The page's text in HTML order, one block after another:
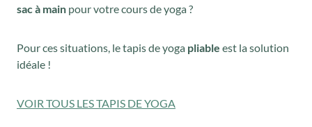
sac à main pour votre cours de yoga ?
Pour ces situations, le tapis de yoga pliable est la solution
idéale !
VOIR TOUS LES TAPIS DE YOGA